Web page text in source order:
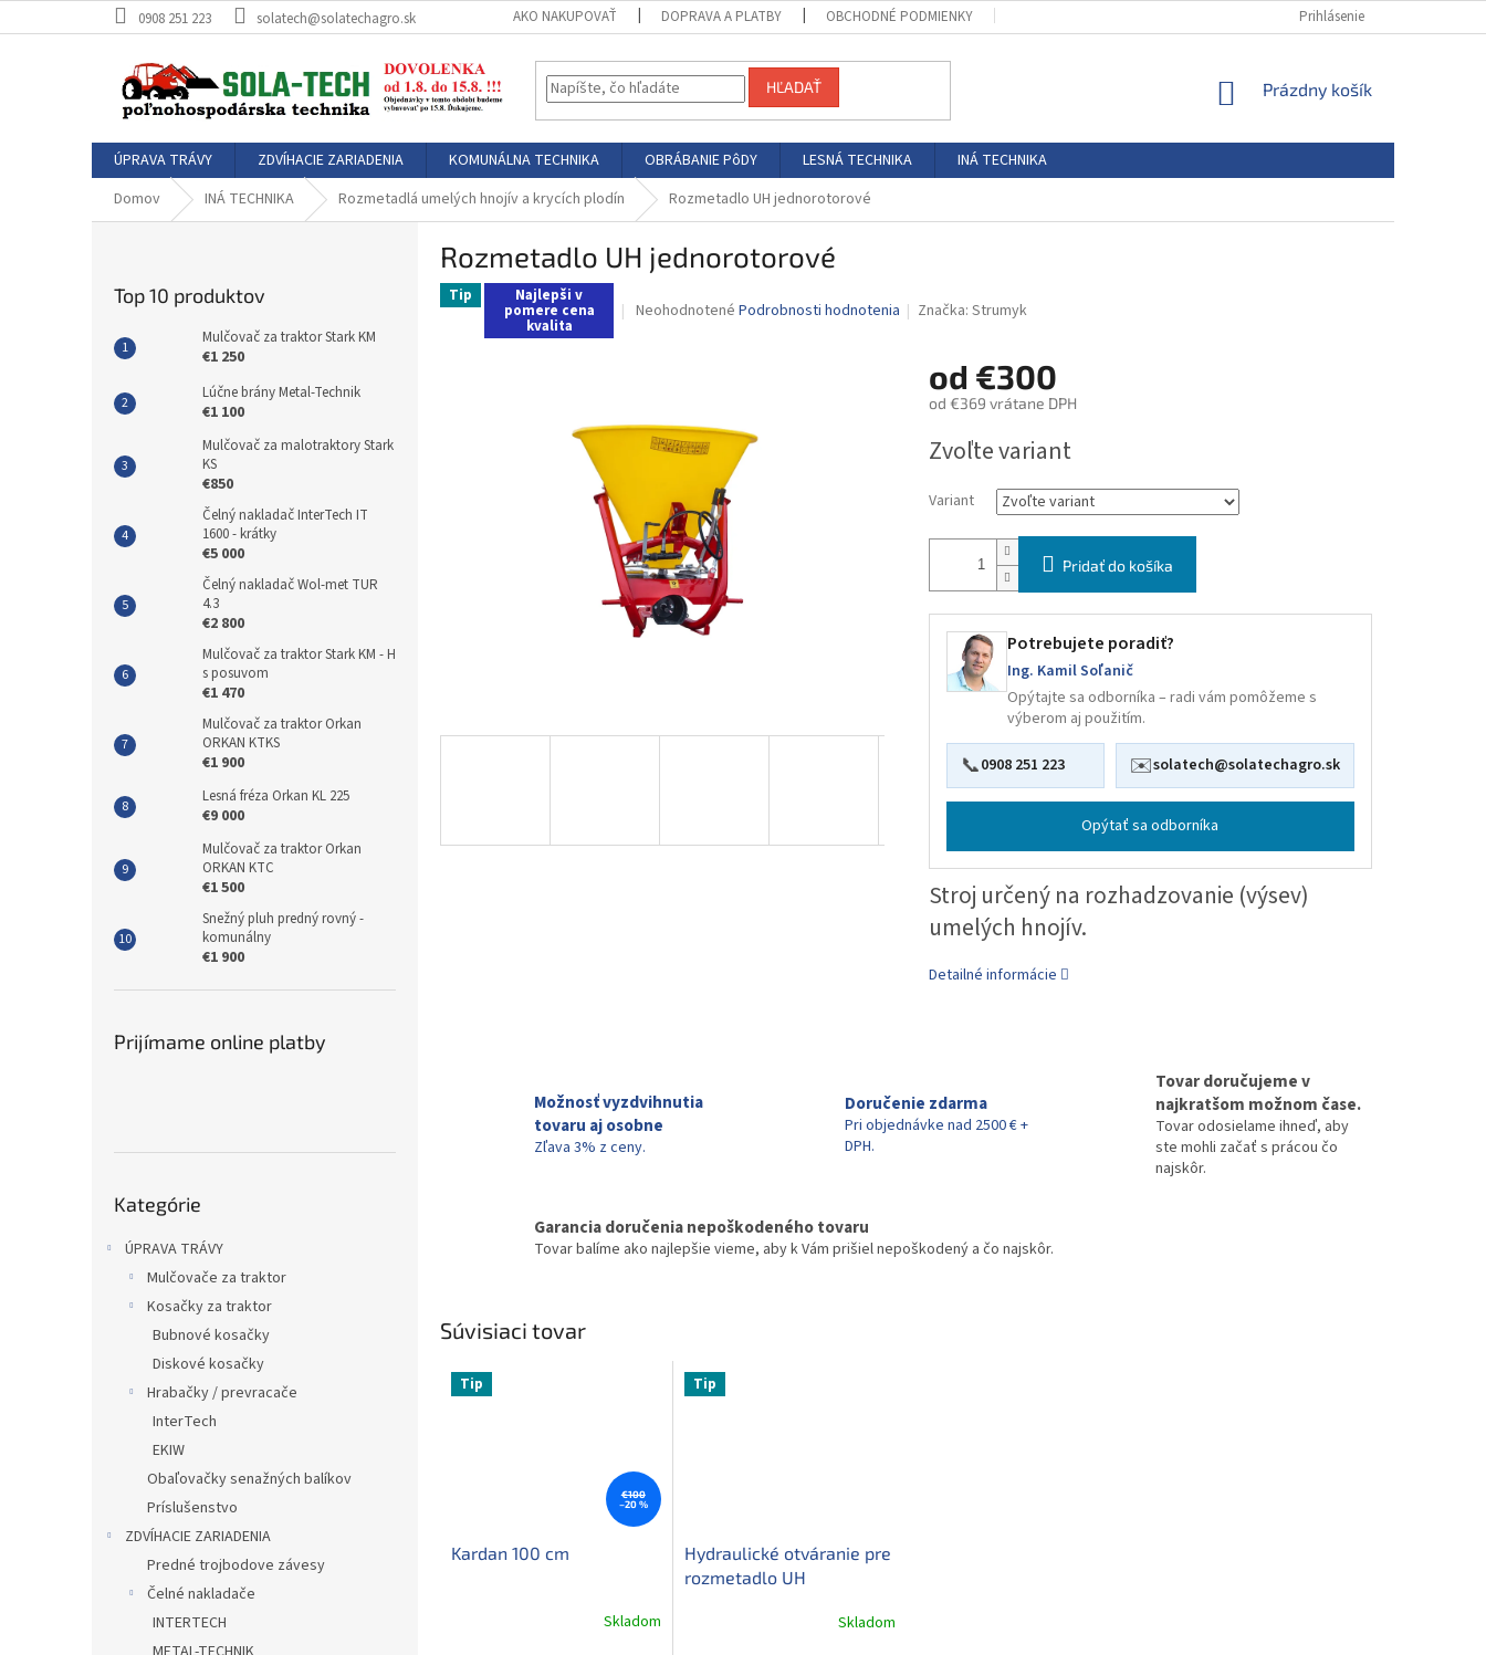
na
0908 251 223 solatech@solatechagro.sk AKO NAKUPOVAŤ DOPRAVA A PLATBY OBCHODNÉ PODMIENKY REKLAMAČNÝ PORIEDOK
Prihlásenie
HĽADAŤ
NÁKUPNÝ
Prázdny košík
ÚPRAVA TRÁVY ZDVÍHACIE ZARIADENIA KOMUNÁLNA TECHNIKA OBRÁBANIE PôDY LESNÁ TECHNIKA
INÁ TECHNIKA
Domov
INÁ TECHNIKA Rozmetadlá umelých hnojív a krycích plodín Rozmetadlo UH jednorotorové
Top 10 produktov
Mulčovač za traktor Stark KM
€1 250
Lúčne brány Metal-Technik
€1 100
Mulčovač za malotraktory Stark
KS
€850
Čelný nakladač InterTech IT
1600 - krátky
€5 000
Čelný nakladač Wol-met TUR
4.3
€2 800
Mulčovač za traktor Stark KM - H
s posuvom
€1 470
Mulčovač za traktor Orkan
ORKAN KTKS
€1 900
Lesná fréza Orkan KL 225
€9 000
Mulčovač za traktor Orkan
ORKAN KTC
€1 500
Snežný pluh predný rovný -
komunálny
€1 900
Prijímame online platby
kategórie
Kategórie
ÚPRAVA TRÁVY
Mulčovače za traktor
Kosačky za traktor
Bubnové kosačky
Diskové kosačky
Hrabačky / prevracače
InterTech
EKIW
Obaľovačky senažných balíkov
Príslušenstvo
ZDVÍHACIE ZARIADENIA
Predné trojbodove závesy
Čelné nakladače
INTERTECH
Rozmetadlo UH jednorotorové
Tip Najlepši v
pomere cena
kvalita
Priemerné
5
hviezdičiek.
Neohodnotené Podrobnosti hodnotenia Značka:Strumyk
od €300
od €369 vrátane DPH
cena:
Zvoľte variant
Variant
Pridať do košíka
Potrebujete poradiť?
Ing. Kamil Soľanič
Opýtajte sa odborníka – radi vám pomôžeme s
výberom aj použitím.
📞0908 251 223 ✉️solatech@solatechagro.sk
Opýtať sa odborníka
Stroj určený na rozhadzovanie (výsev)
umelých hnojív.
Detailné informácie
Možnosť vyzdvihnutia
tovaru aj osobne
Zľava 3% z ceny.
Doručenie zdarma
Pri objednávke nad 2500 € +
DPH.
Tovar doručujeme v
najkratšom možnom čase.
Tovar odosielame ihneď, aby
ste mohli začať s prácou čo
najskôr.
Garancia doručenia nepoškodeného tovaru
Tovar balíme ako najlepšie vieme, aby k Vám prišiel nepoškodený a čo najskôr.
Súvisiaci tovar
Tip
€100
–20 %
Kardan 100 cm
Skladom
Tip
Hydraulické otváranie pre
rozmetadlo UH
Skladom